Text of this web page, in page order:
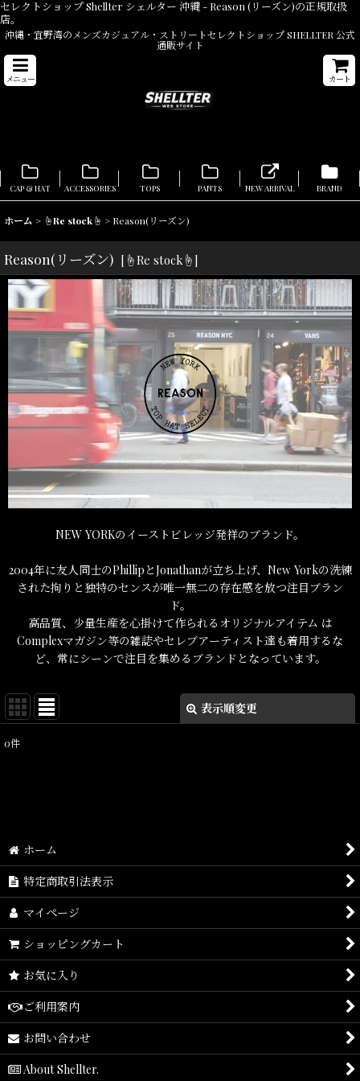
セレクトショップ Shellter シェルター 沖縄 - Reason (リーズン)の正規取扱
店。
沖縄・宜野湾のメンズカジュアル・ストリートセレクトショップ SHELLTER 公式
通販サイト
メニュー カート
CAP & HAT ACCESSORIES TOPS PANTS NEW ARRIVAL BRAND
ホーム > ☝Re stock☝ > Reason(リーズン)
Reason(リーズン) [ ☝Re stock☝]
NEW YORKのイーストビレッジ発祥のブランド。
2004年に友人同士のPhillipとJonathanが立ち上げ、New Yorkの洗練
された拘りと独特のセンスが唯一無二の存在感を放つ注目ブラン
ド。
高品質、少量生産を心掛けて作られるオリジナルアイテム は
Complexマガジン等の雑誌やセレブアーティスト達も着用するな
ど、常にシーンで注目を集めるブランドとなっています。
表示順変更
0件
ホーム
特定商取引法表示
マイページ
ショッピングカート
お気に入り
ご利用案内
お問い合わせ
About Shellter.